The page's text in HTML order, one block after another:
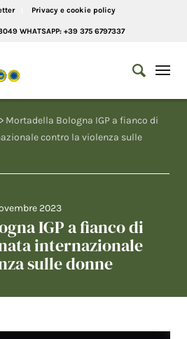
Privacy e cookie policy
WHATSAPP: +39 375 6797337
> Mortadella Bologna IGP a fianco di
contro la violenza sulle
2023
IGP a fianco di
internazionale
sulle donne